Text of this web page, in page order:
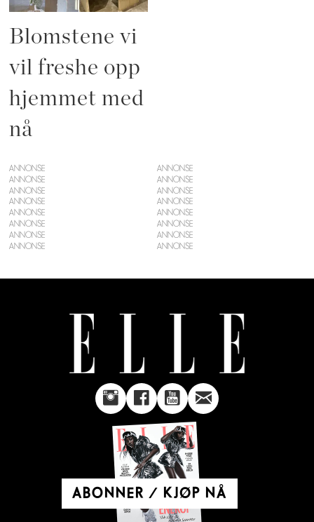
Blomstene vi
vil freshe opp
hjemmet med
nå
ANNONSE
ANNONSE
ANNONSE
ANNONSE
ANNONSE
ANNONSE
ANNONSE
ANNONSE
ABONNER / KJØP NÅ